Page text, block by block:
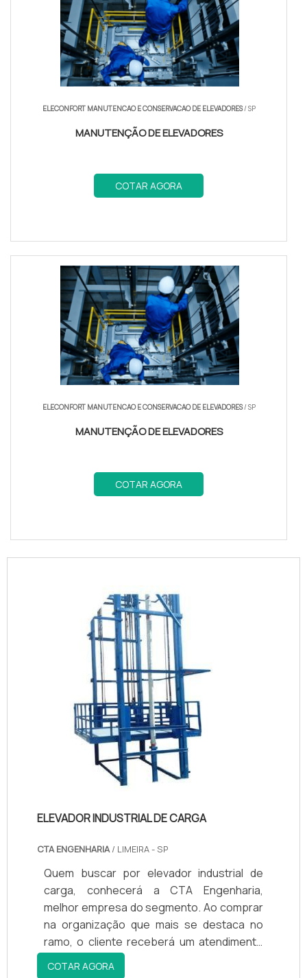
ELECONFORT MANUTENCAO E CONSERVACAO DE ELEVADORES/ SP
MANUTENÇÃO DE ELEVADORES
COTAR AGORA
ELECONFORT MANUTENCAO E CONSERVACAO DE ELEVADORES/ SP
MANUTENÇÃO DE ELEVADORES
COTAR AGORA
ELEVADOR INDUSTRIAL DE CARGA
CTA ENGENHARIA/ LIMEIRA - SP
Quem buscar por elevador industrial de
carga, conhecerá a CTA Engenharia,
melhor empresa do segmento. Ao comprar
na organização que mais se destaca no
ramo, o cliente receberá um atendimento
de excelência e terá a garantia de adquirir
COTAR AGORA